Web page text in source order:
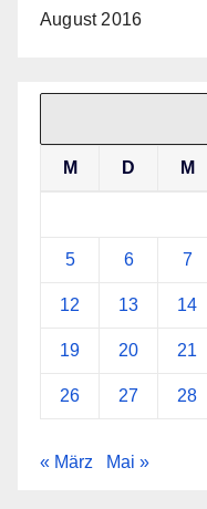
August 2016
M D M
5 6 7
12 13 14
19 20 21
26 27 28
« März Mai »